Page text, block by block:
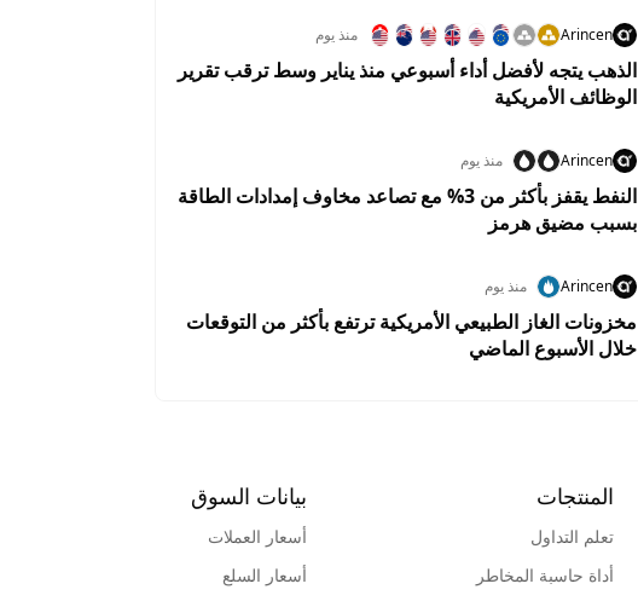
Arincen منذ يوم
الذهب يتجه لأفضل أداء أسبوعي منذ يناير وسط ترقب تقرير
الوظائف الأمريكية
Arincen منذ يوم
النفط يقفز بأكثر من 3% مع تصاعد مخاوف إمدادات الطاقة
بسبب مضيق هرمز
Arincen منذ يوم
مخزونات الغاز الطبيعي الأمريكية ترتفع بأكثر من التوقعات
خلال الأسبوع الماضي
المنتجات
تعلم التداول
أداة حاسبة المخاطر
بيانات السوق
أسعار العملات
أسعار السلع